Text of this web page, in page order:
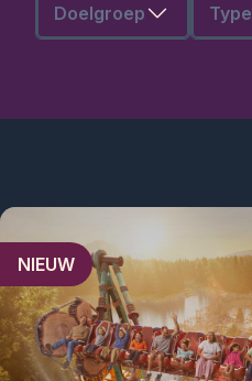
Doelgroep Type
NIEUW